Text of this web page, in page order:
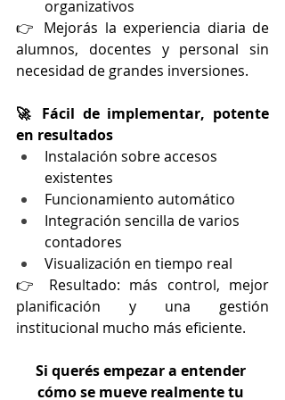
organizativos
👉 Mejorás la experiencia diaria de
alumnos, docentes y personal sin
necesidad de grandes inversiones.
🚀 Fácil de implementar, potente
en resultados
Instalación sobre accesos
existentes
Funcionamiento automático
Integración sencilla de varios
contadores
Visualización en tiempo real
👉 Resultado: más control, mejor
planificación y una gestión
institucional mucho más eficiente.
Si querés empezar a entender
cómo se mueve realmente tu